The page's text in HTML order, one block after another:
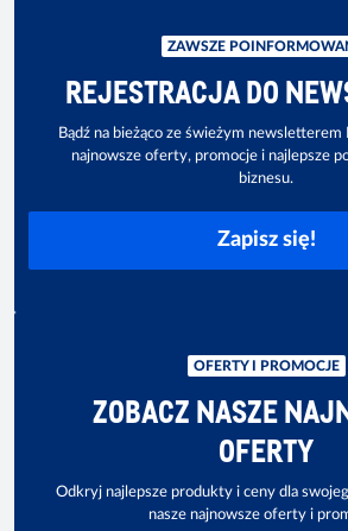
ZAWSZE
REJESTRACJA DO
Bądź na bieżąco ze świeżym
najnowsze oferty, promocje i najlepsze
biznesu.
Zapisz się!
OFERTY I PROMOCJE
ZOBACZ NASZE
OFERTY
Odkryj najlepsze produkty i ceny dla
nasze najnowsze oferty i